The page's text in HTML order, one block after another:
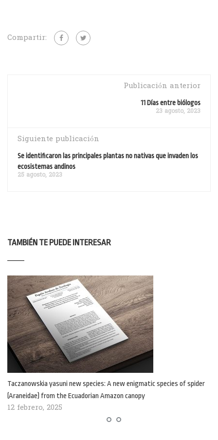
Compartir:
Publicación anterior
11 Días entre biólogos
23 agosto, 2023
Siguiente publicación
Se identificaron las principales plantas no nativas que invaden los
ecosistemas andinos
25 agosto, 2023
TAMBIÉN TE PUEDE INTERESAR
Taczanowskia yasuni new species: A new enigmatic species of spider
(Araneidae) from the Ecuadorian Amazon canopy
12 febrero, 2025